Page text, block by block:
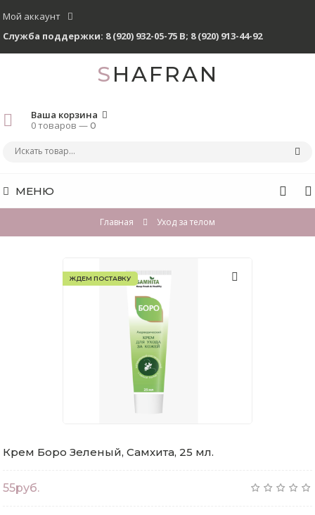
Мой аккаунт
Служба поддержки: 8 (920) 932-05-75 В; 8 (920) 913-44-92
SHAFRAN
Ваша корзина
0 товаров —0
МЕНЮ
Главная Уход за телом
ЖДЕМ ПОСТАВКУ
Крем Боро Зеленый, Самхита, 25 мл.
55руб.